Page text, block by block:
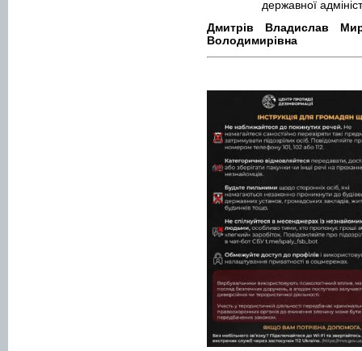
державної
Дмитрів Владислав
Володимирівна